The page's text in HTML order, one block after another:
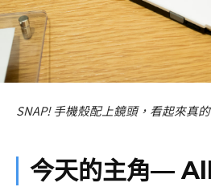
SNAP! 手機殼配上鏡頭，看起來真
今天的主角—